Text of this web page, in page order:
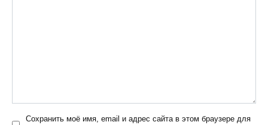
Сохранить моё имя, email и адрес сайта в этом браузере для